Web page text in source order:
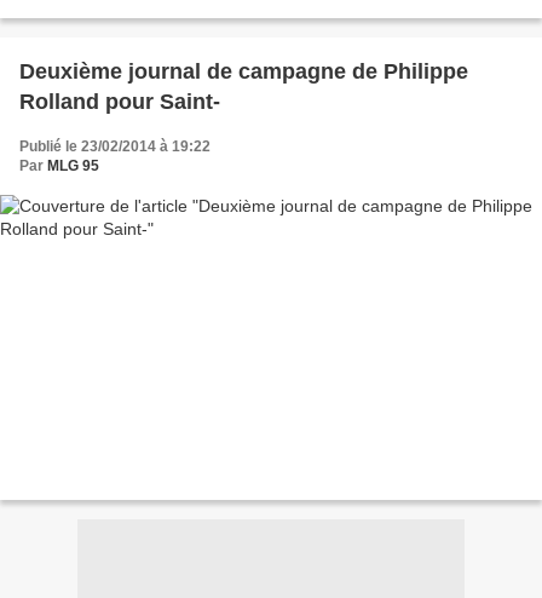
Deuxième journal de campagne de Philippe
Rolland pour Saint-
Publié le 23/02/2014 à 19:22
Par MLG 95